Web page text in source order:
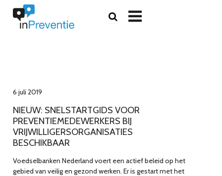

6 juli 2019
NIEUW: SNELSTARTGIDS VOOR
PREVENTIEMEDEWERKERS BIJ
VRIJWILLIGERSORGANISATIES
BESCHIKBAAR
Voedselbanken Nederland voert een actief beleid op het
gebied van veilig en gezond werken. Er is gestart met het